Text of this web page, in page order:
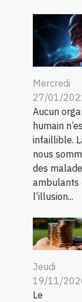
Mercredi
27/01/
Aucun
humain
infaillible.
nous
des
ambulants
l’illusion...
Jeudi
19/11/
Le